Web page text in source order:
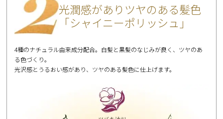
光潤感がありツヤのある髪色
「シャイニーポリッシュ」
4種のナチュラル由来成分配合。白髪と黒髪のなじみが良く、ツヤのあ
る色づくり。
光沢感とうるおい感があり、ツヤのある髪色に仕上げます。